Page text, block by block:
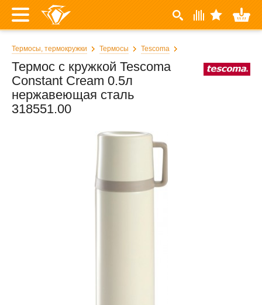
Термосы, термокружки Термосы Tescoma
Термос с кружкой Tescoma
Constant Cream 0.5л
нержавеющая сталь
318551.00